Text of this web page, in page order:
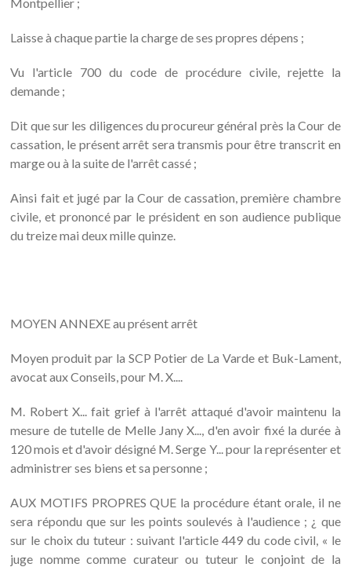
Laisse à chaque partie la charge de ses propres dépens ;
Vu l'article 700 du code de procédure civile, rejette la
demande ;
Dit que sur les diligences du procureur général près la Cour de
cassation, le présent arrêt sera transmis pour être transcrit en
marge ou à la suite de l'arrêt cassé ;
Ainsi fait et jugé par la Cour de cassation, première chambre
civile, et prononcé par le président en son audience publique
du treize mai deux mille quinze.
MOYEN ANNEXE au présent arrêt
Moyen produit par la SCP Potier de La Varde et Buk-Lament,
avocat aux Conseils, pour M. X....
M. Robert X... fait grief à l'arrêt attaqué d'avoir maintenu la
mesure de tutelle de Melle Jany X..., d'en avoir fixé la durée à
120 mois et d'avoir désigné M. Serge Y... pour la représenter et
administrer ses biens et sa personne ;
AUX MOTIFS PROPRES QUE la procédure étant orale, il ne
sera répondu que sur les points soulevés à l'audience ; ¿ que
sur le choix du tuteur : suivant l'article 449 du code civil, « le
juge nomme comme curateur ou tuteur le conjoint de la